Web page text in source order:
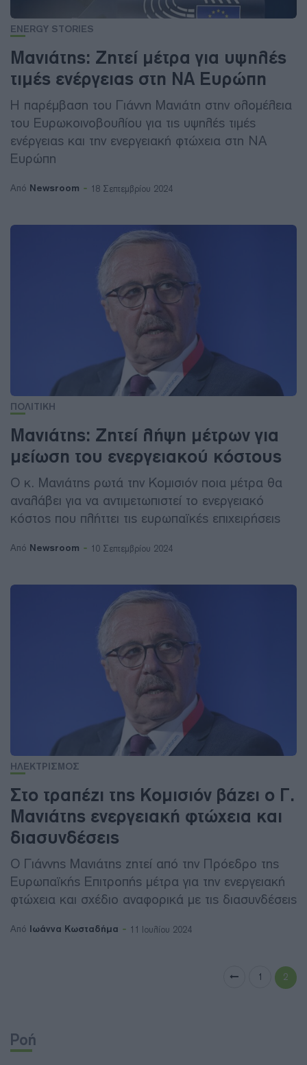
ENERGY STORIES
Μανιάτης: Ζητεί μέτρα για υψηλές
τιμές ενέργειας στη ΝΑ Ευρώπη
Η παρέμβαση του Γιάννη Μανιάτη στην ολομέλεια
του Ευρωκοινοβουλίου για τις υψηλές τιμές
ενέργειας και την ενεργειακή φτώχεια στη ΝΑ
Ευρώπη
Από Newsroom 18 Σεπτεμβρίου 2024
ΠΟΛΙΤΙΚΗ
Μανιάτης: Ζητεί λήψη μέτρων για
μείωση του ενεργειακού κόστους
Ο κ. Μανιάτης ρωτά την Κομισιόν ποια μέτρα θα
αναλάβει για να αντιμετωπιστεί το ενεργειακό
κόστος που πλήττει τις ευρωπαϊκές επιχειρήσεις
Από Newsroom 10 Σεπτεμβρίου 2024
ΗΛΕΚΤΡΙΣΜΟΣ
Στο τραπέζι της Κομισιόν βάζει ο Γ.
Μανιάτης ενεργειακή φτώχεια και
διασυνδέσεις
Ο Γιάννης Μανιάτης ζητεί από την Πρόεδρο της
Ευρωπαϊκής Επιτροπής μέτρα για την ενεργειακή
φτώχεια και σχέδιο αναφορικά με τις διασυνδέσεις
Από Ιωάννα Κωσταδήμα 11 Ιουλίου 2024
1 2
Ροή